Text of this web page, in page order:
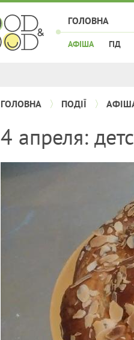
ГОЛОВНА
АФІША ГІД
ГОЛОВНА ПОДІЇ
4 апреля: